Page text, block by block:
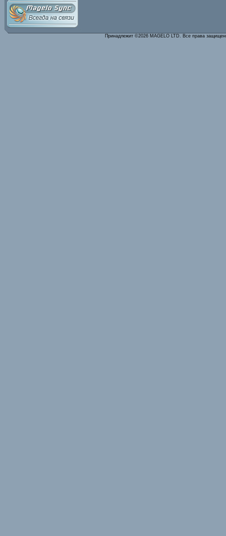
Принадлежит ©2026 MAGELO LTD. Все права